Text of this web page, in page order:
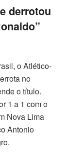
derrotou
o Atlético-
no
o título.
1 a 1 com o
Nova Lima
Antonio